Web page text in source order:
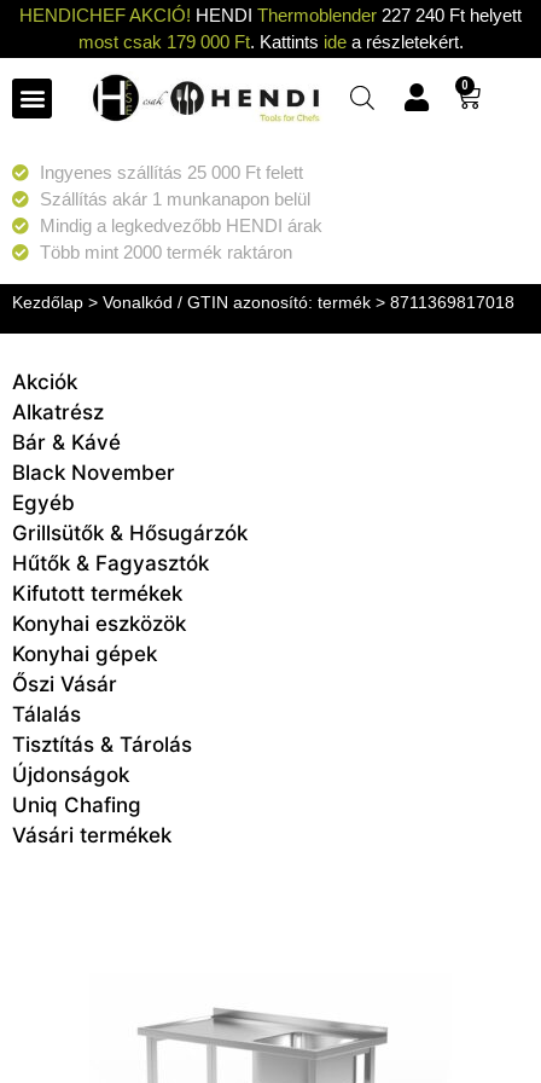
HENDICHEF AKCIÓ! HENDI Thermoblender 227 240 Ft helyett
most csak 179 000 Ft. Kattints idea részletekért.
0
Ingyenes szállítás 25 000 Ft felett
Szállítás akár 1 munkanapon belül
Mindig a legkedvezőbb HENDI árak
Több mint 2000 termék raktáron
Kezdőlap > Vonalkód / GTIN azonosító: termék > 8711369817018
Akciók
Alkatrész
Bár & Kávé
Black November
Egyéb
Grillsütők & Hősugárzók
Hűtők & Fagyasztók
Kifutott termékek
Konyhai eszközök
Konyhai gépek
Őszi Vásár
Tálalás
Tisztítás & Tárolás
Újdonságok
Uniq Chafing
Vásári termékek